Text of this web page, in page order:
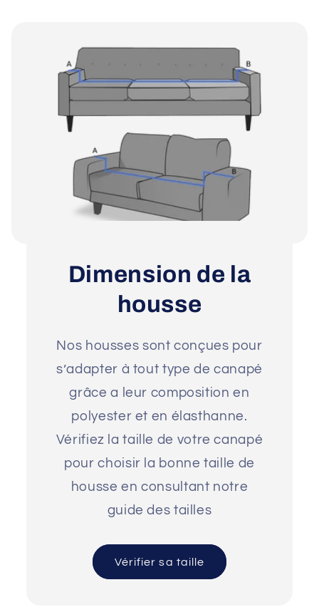
Dimension de la
housse
Nos housses sont conçues pour
s’adapter à tout type de canapé
grâce a leur composition en
polyester et en élasthanne.
Vérifiez la taille de votre canapé
pour choisir la bonne taille de
housse en consultant notre
guide des tailles
Vérifier sa taille